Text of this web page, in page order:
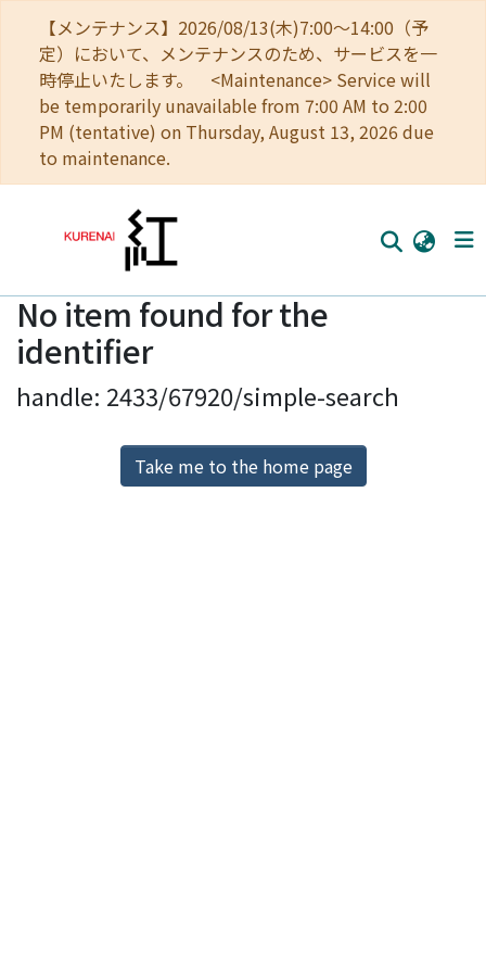
【メンテナンス】2026/08/13(木)7:00～14:00（予
定）において、メンテナンスのため、サービスを一
時停止いたします。 <Maintenance> Service will
be temporarily unavailable from 7:00 AM to 2:00
PM (tentative) on Thursday, August 13, 2026 due
to maintenance.
Home
Communities
Browse
Download Ranking
No item found for the
identifier
handle: 2433/67920/simple-search
Take me to the home page